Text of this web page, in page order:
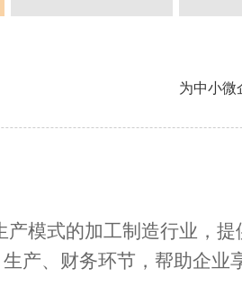
为中小微
产模式的加工制造行业，
产、财务环节，帮助企业